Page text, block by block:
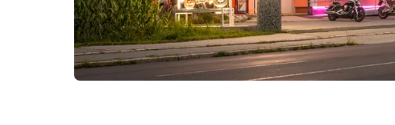
My MoHo-App